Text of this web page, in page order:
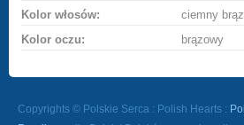
Kolor włosów:
ciemny brąz
Kolor oczu:
brązowy
Copyrights © Polskie Serca : Polish Hearts :